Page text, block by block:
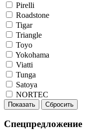
Pirelli
Roadstone
Tigar
Triangle
Toyo
Yokohama
Viatti
Tunga
Satoya
NORTEC
Показать Сбросить
Спецпредложение